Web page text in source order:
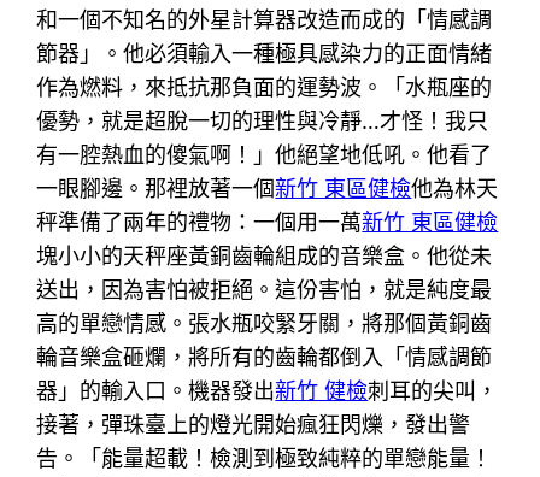
和一個不知名的外星計算器改造而成的「情感調
節器」。他必須輸入一種極具感染力的正面情緒
作為燃料，來抵抗那負面的運勢波。「水瓶座的
優勢，就是超脫一切的理性與冷靜…才怪！我只
有一腔熱血的傻氣啊！」他絕望地低吼。他看了
一眼腳邊。那裡放著一個新竹 東區健檢他為林天
秤準備了兩年的禮物：一個用一萬新竹 東區健檢
塊小小的天秤座黃銅齒輪組成的音樂盒。他從未
送出，因為害怕被拒絕。這份害怕，就是純度最
高的單戀情感。張水瓶咬緊牙關，將那個黃銅齒
輪音樂盒砸爛，將所有的齒輪都倒入「情感調節
器」的輸入口。機器發出新竹 健檢刺耳的尖叫，
接著，彈珠臺上的燈光開始瘋狂閃爍，發出警
告。「能量超載！檢測到極致純粹的單戀能量！